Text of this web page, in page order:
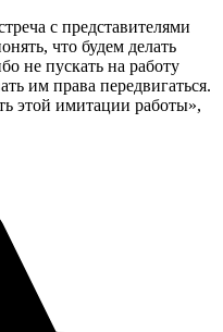
с представителями
что будем делать
не пускать на работу
им права передвигаться.
этой имитации работы»,